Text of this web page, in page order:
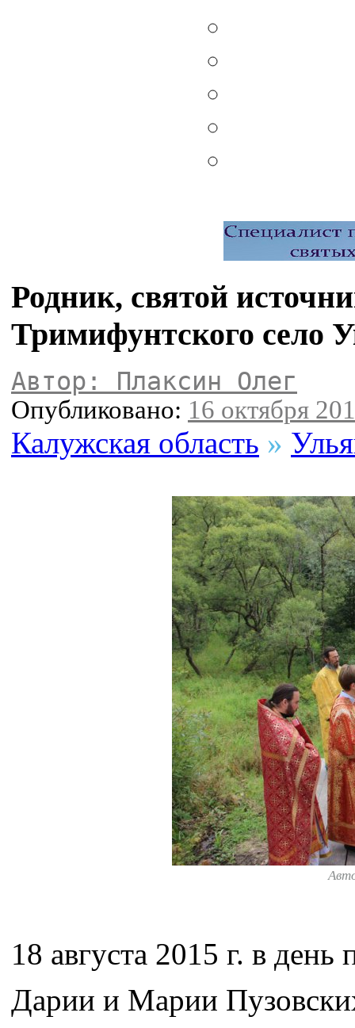
Родник, святой
Тримифунтского село
Автор: Плаксин Олег
Опубликовано: 16 октября
Калужская область »
18 августа 2015 г. в
Дарии и Марии